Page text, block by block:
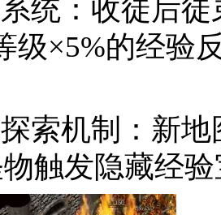
统：收徒后
级×5%的经验
索机制：新
物触发隐藏经